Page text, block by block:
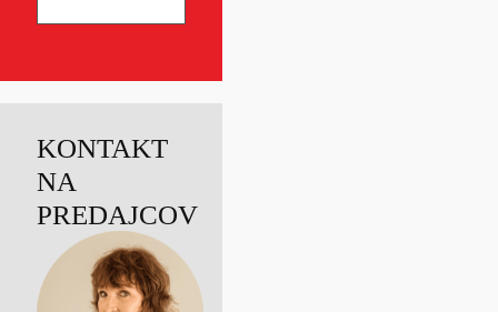
KONTAKT
NA
PREDAJCOV